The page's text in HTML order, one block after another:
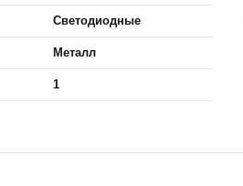
Светодиодные
Металл
1